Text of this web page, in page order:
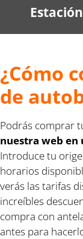
¿Cómo
de
Podrás comprar
nuestra web en
Introduce tu
horarios
verás las tarifas
increíbles
compra con
antes para